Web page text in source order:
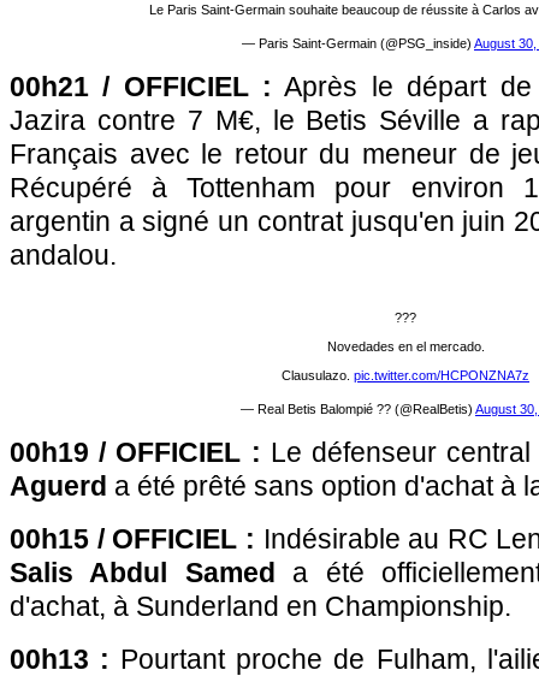
Le Paris Saint-Germain souhaite beaucoup de réussite à Carlos
— Paris Saint-Germain (@PSG_inside) August 30,
00h21 / OFFICIEL : Après le départ
Jazira contre 7 M€, le Betis Séville a
Français avec le retour du meneur de
Récupéré à Tottenham pour environ
argentin a signé un contrat jusqu'en juin
andalou.
???
Novedades en el mercado.
Clausulazo. pic.twitter.com/HCPONZNA7z
— Real Betis Balompié ?? (@RealBetis) August
00h19 / OFFICIEL : Le défenseur
Aguerd a été prêté sans option d'achat à
00h15 / OFFICIEL : Indésirable au RC
Salis Abdul Samed a été
d'achat, à Sunderland en Championship.
00h13 : Pourtant proche de Fulham,